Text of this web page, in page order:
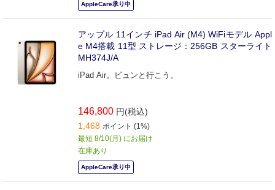
AppleCare承り中
アップル 11インチ iPad Air (M4) WiFiモデル Appl
e M4搭載 11型 ストレージ：256GB スターライト
MH374J/A
iPad Air。ビュンと行こう。
146,800 円(税込)
1,468 ポイント (1%)
最短 8/10(月) にお届け
在庫あり
AppleCare承り中